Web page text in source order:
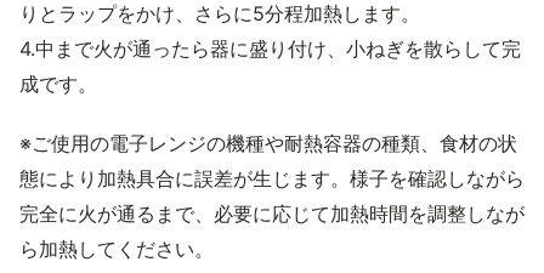
りとラップをかけ、さらに5分程加熱します。
4.中まで火が通ったら器に盛り付け、小ねぎを散らして完
成です。
※ご使用の電子レンジの機種や耐熱容器の種類、食材の状
態により加熱具合に誤差が生じます。様子を確認しながら
完全に火が通るまで、必要に応じて加熱時間を調整しなが
ら加熱してください。